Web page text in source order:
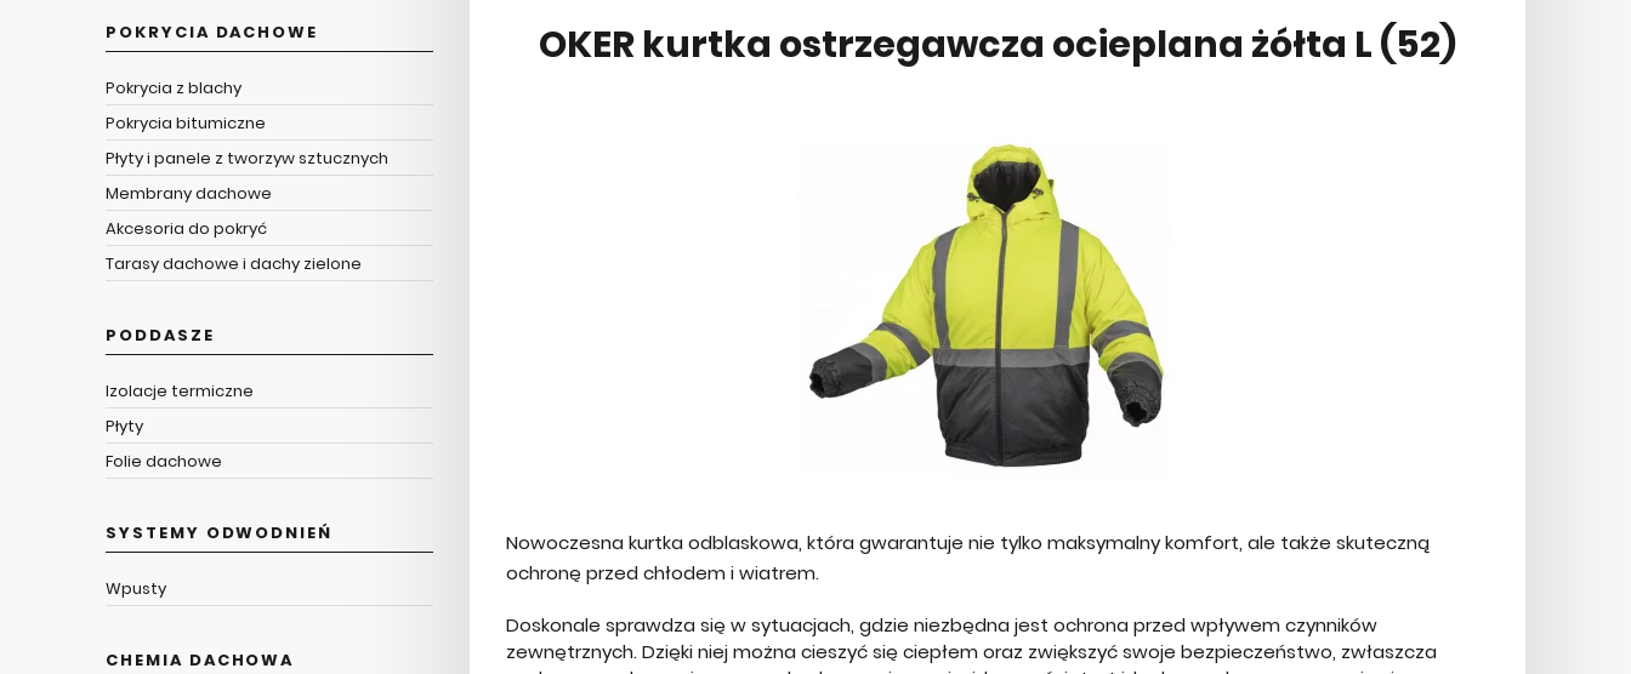
POKRYCIA DACHOWE
Pokrycia z blachy
Pokrycia bitumiczne
Płyty i panele z tworzyw sztucznych
Membrany dachowe
Akcesoria do pokryć
Tarasy dachowe i dachy zielone
PODDASZE
Izolacje termiczne
Płyty
Folie dachowe
SYSTEMY ODWODNIEŃ
Wpusty
CHEMIA DACHOWA
OKER kurtka ostrzegawcza ocieplana żółta L (52)
Nowoczesna kurtka odblaskowa, która gwarantuje nie tylko maksymalny komfort, ale także skuteczną
ochronę przed chłodem i wiatrem.
Doskonale sprawdza się w sytuacjach, gdzie niezbędna jest ochrona przed wpływem czynników
zewnętrznych. Dzięki niej można cieszyć się ciepłem oraz zwiększyć swoje bezpieczeństwo, zwłaszcza